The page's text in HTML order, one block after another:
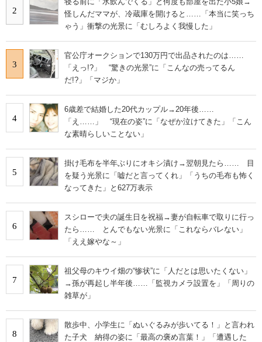
2
怪しんだママが、冷蔵庫を開けると……「本当に笑っち
ゃう」衝撃の光景に「むしろよく我慢した」
3
官公庁オークションで130万円で出品されたのは……
「えっ!?」 “驚きの光景”に「こんなの売ってるん
だ!?」「マジか」
4
6歳差で結婚した20代カップル→20年後……
「え……」 “現在の姿”に「なぜか泣けてきた」「こん
な素晴らしいことない」
5
掛け毛布を半年ぶりにオキシ漬け→翌朝見たら…… 目
を疑う光景に「嘘だと言ってくれ」「うちの毛布も怖く
なってきた」と627万表示
6
スシローで夫の誕生日を祝福→妻が自転車で取りに行っ
たら…… とんでもない光景に「これならバレない」
「ええ嫁やな～」
7
祖父母のキウイ畑の“惨状”に「人だとは思いたくない」
→孫が再起し半年後……「監視カメラ設置を」「周りの
雑草が」
8
散歩中、小学生に「ぬいぐるみが歩いてる！」と言われ
た子犬 納得の姿に「最高の褒め言葉！」「遭遇した